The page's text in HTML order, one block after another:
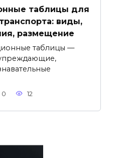
таблицы для
виды,
размещение
таблицы —
0 12